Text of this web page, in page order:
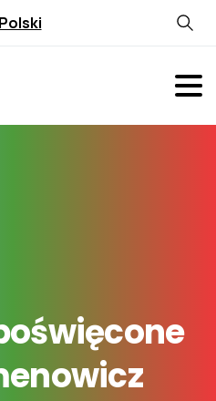
Polski